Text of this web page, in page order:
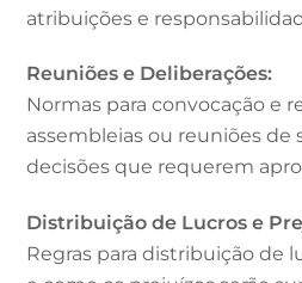
atribuições e
Reuniões e Deliberações:
Normas para convocação e
assembleias ou reuniões de
decisões que requerem
Distribuição de Lucros e
Regras para distribuição de